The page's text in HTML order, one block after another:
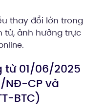
thay đổi lớn trong
tử, ảnh hưởng trực
.
từ 01/06/2025
NĐ-CP và
BTC)